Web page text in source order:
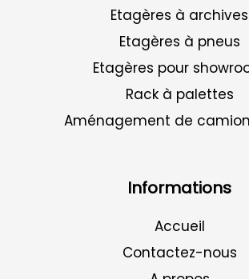
Etagères à archives
Etagères à pneus
Etagères pour
Rack à palettes
Aménagement de
Informations
Accueil
Contactez-nous